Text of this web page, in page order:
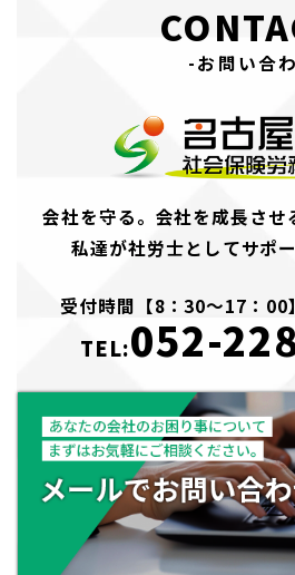
-お問い合
会社を守る。会社を成長させ
私達が社労士としてサポ
受付時間【8：30～17：
TEL:052-